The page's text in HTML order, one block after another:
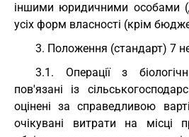
іншими юридичними особами
усіх форм власності (крім
3. Положення (стандарт) 7
3.1. Операції з
пов'язані із
оцінені за справедливою
очікувані витрати на місці